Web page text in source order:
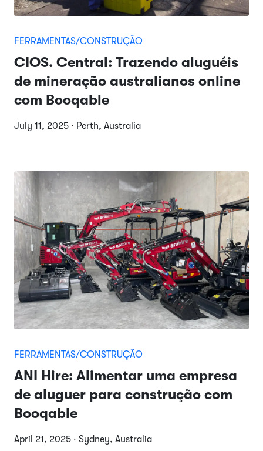
FERRAMENTAS/CONSTRUÇÃO
CIOS. Central: Trazendo aluguéis
de mineração australianos online
com Booqable
July 11, 2025 · Perth, Australia
FERRAMENTAS/CONSTRUÇÃO
ANI Hire: Alimentar uma empresa
de aluguer para construção com
Booqable
April 21, 2025 · Sydney, Australia